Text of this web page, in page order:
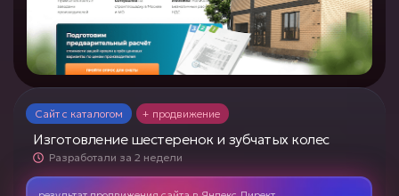
Сайт с каталогом + продвижение
Изготовление шестеренок и зубчатых колес
Разработали за 2 недели